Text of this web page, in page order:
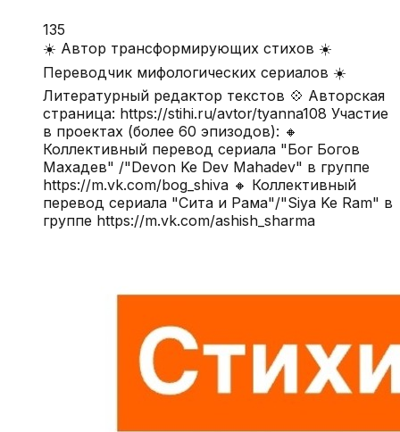
135
☀️ Автор трансформирующих стихов ☀️
Переводчик мифологических сериалов ☀️
Литературный редактор текстов 💠 Авторская
страница: https://stihi.ru/avtor/tyanna108 Участие
в проектах (более 60 эпизодов): 🔸
Коллективный перевод сериала "Бог Богов
Махадев" /"Devon Ke Dev Mahadev" в группе
https://m.vk.com/bog_shiva 🔸 Коллективный
перевод сериала "Сита и Рама"/"Siya Ke Ram" в
группе https://m.vk.com/ashish_sharma